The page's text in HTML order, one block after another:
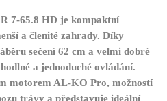
7-65.8 HD je kompaktní
a členité zahrady. Díky
sečení 62 cm a velmi dobré
a jednoduché ovládání.
motorem AL-KO Pro, možností
trávy a představuje ideální